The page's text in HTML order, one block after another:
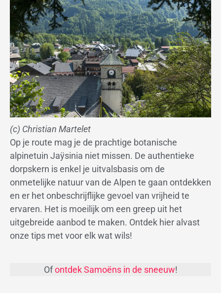
(c) Christian Martelet
Op je route mag je de prachtige botanische
alpinetuin Jaÿsinia niet missen. De authentieke
dorpskern is enkel je uitvalsbasis om de
onmetelijke natuur van de Alpen te gaan ontdekken
en er het onbeschrijflijke gevoel van vrijheid te
ervaren. Het is moeilijk om een greep uit het
uitgebreide aanbod te maken. Ontdek hier alvast
onze tips met voor elk wat wils!
Ofontdek Samoëns in de sneeuw!